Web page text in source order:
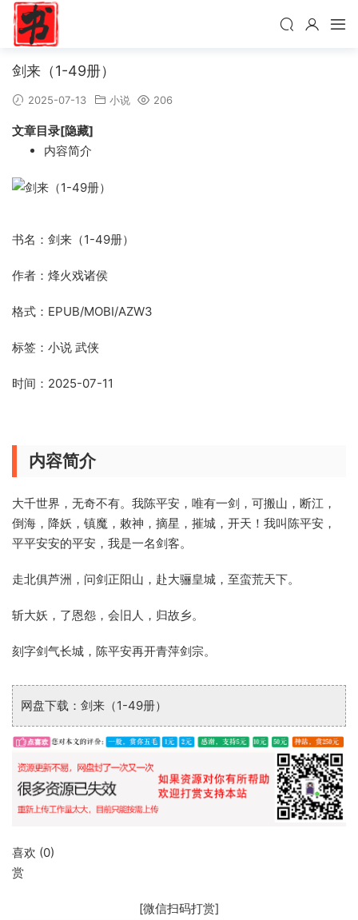
剑来（1-49册）
2025-07-13 小说 206
文章目录[隐藏]
内容简介
书名：剑来（1-49册）
作者：烽火戏诸侯
格式：EPUB/MOBI/AZW3
标签：小说 武侠
时间：2025-07-11
内容简介
大千世界，无奇不有。我陈平安，唯有一剑，可搬山，断江，
倒海，降妖，镇魔，敕神，摘星，摧城，开天！我叫陈平安，
平平安安的平安，我是一名剑客。
走北俱芦洲，问剑正阳山，赴大骊皇城，至蛮荒天下。
斩大妖，了恩怨，会旧人，归故乡。
刻字剑气长城，陈平安再开青萍剑宗。
网盘下载：剑来（1-49册）
喜欢 (0)
赏
[微信扫码打赏]